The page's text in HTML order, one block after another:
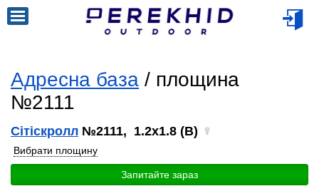
Адресна база / площина
№2111
Сітіскролл №2111, 1.2x1.8 (B)
Вибрати площину
Запитайте зараз